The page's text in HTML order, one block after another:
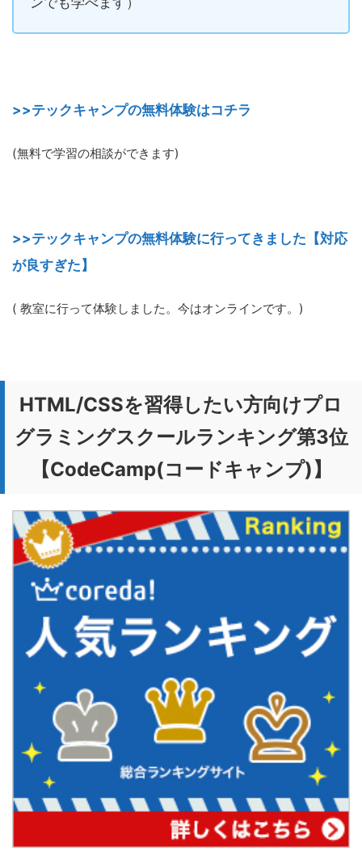
>>テックキャンプの無料体験はコチラ
(無料で学習の相談ができます)
>>テックキャンプの無料体験に行ってきました【対応
が良すぎた】
( 教室に行って体験しました。今はオンラインです。)
HTML/CSSを習得したい方向けプロ
グラミングスクールランキング第3位
【CodeCamp(コードキャンプ)】